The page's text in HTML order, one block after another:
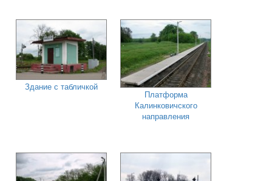
Здание с табличкой
Платформа
Калинковичского
направления